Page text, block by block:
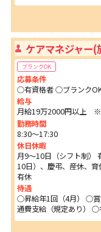
ケアマネジャー(
ブランクOK
応募条件
○有資格者 ○ブランク
給与
月給19万2000円以上 ※
勤務時間
8:30～17:30
休日休暇
月9～10日（シフト制
10日）、慶弔、産休、
有休
待遇
○昇給年1回（4月） ○賞
通費支給（規定あり） ○